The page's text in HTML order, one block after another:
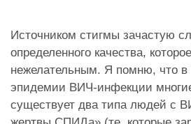
Источником стигмы зачастую
определенного качества,
нежелательным. Я помню, что в
эпидемии ВИЧ-инфекции
существует два типа людей с